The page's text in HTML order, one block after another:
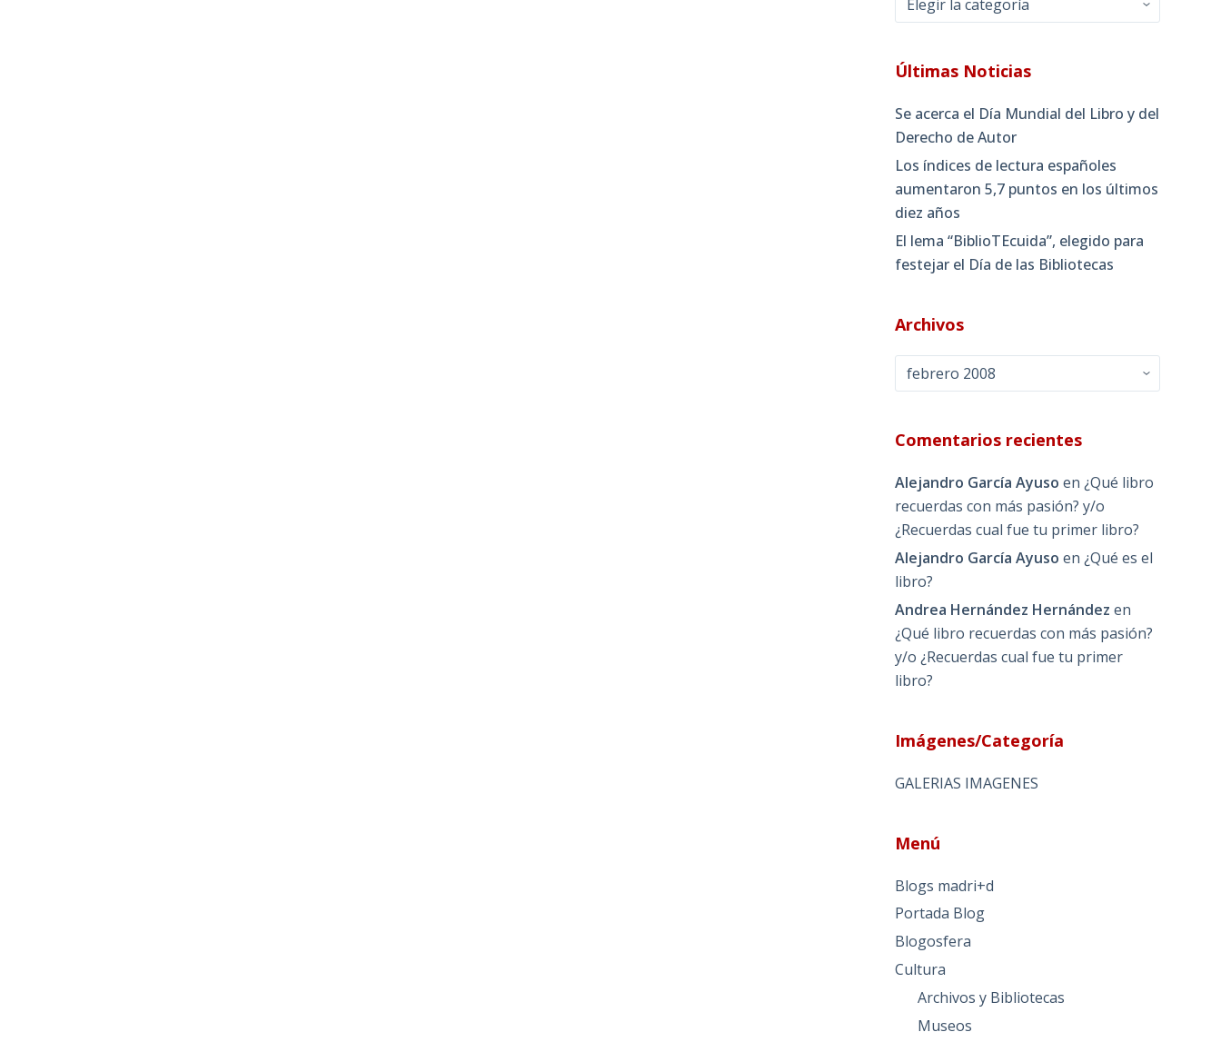
Últimas Noticias
Se acerca el Día Mundial del Libro y del
Derecho de Autor
Los índices de lectura españoles
aumentaron 5,7 puntos en los últimos
diez años
El lema “BiblioTEcuida”, elegido para
festejar el Día de las Bibliotecas
Archivos
Archivos
Comentarios recientes
Alejandro García Ayuso en¿Qué libro
recuerdas con más pasión? y/o
¿Recuerdas cual fue tu primer libro?
Alejandro García Ayuso en¿Qué es el
libro?
Andrea Hernández Hernández en
¿Qué libro recuerdas con más pasión?
y/o ¿Recuerdas cual fue tu primer
libro?
Imágenes/Categoría
GALERIAS IMAGENES
Menú
Blogs madri+d
Portada Blog
Blogosfera
Cultura
Archivos y Bibliotecas
Museos